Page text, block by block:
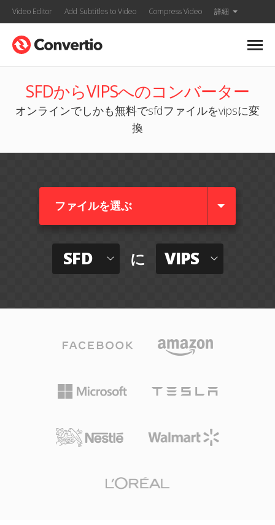
Video Editor Add Subtitles to Video Compress Video 詳細
SFDからVIPSへのコンバーター
オンラインでしかも無料でsfdファイルをvipsに変
換
ファイルを選ぶ
SFD に VIPS